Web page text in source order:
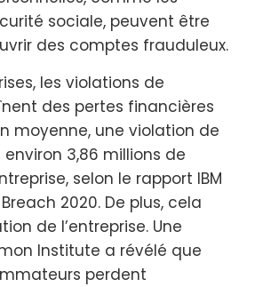
sociale, peuvent être
des comptes frauduleux.
les violations de
des pertes financières
moyenne, une violation de
3,86 millions de
selon le rapport IBM
2020. De plus, cela
de l’entreprise. Une
Institute a révélé que
perdent